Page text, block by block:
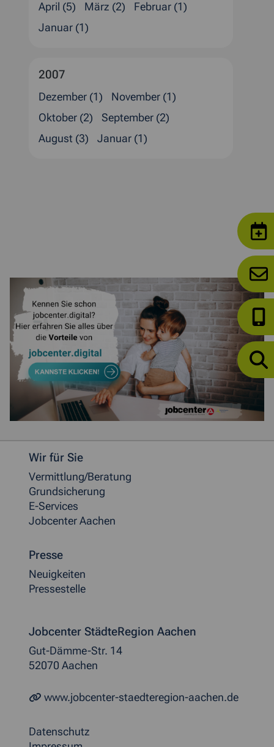
April (5)
März (2)
Februar (1)
Januar (1)
2007
Dezember (1)
November (1)
Oktober (2)
September (2)
August (3)
Januar (1)
Weitere allgemeine Informationen
Wir für Sie
Vermittlung/Beratung
Grundsicherung
E-Services
Jobcenter Aachen
Presse
Neuigkeiten
Pressestelle
Jobcenter StädteRegion Aachen
Gut-Dämme-Str. 14
52070 Aachen
www.jobcenter-staedteregion-aachen.de
Datenschutz